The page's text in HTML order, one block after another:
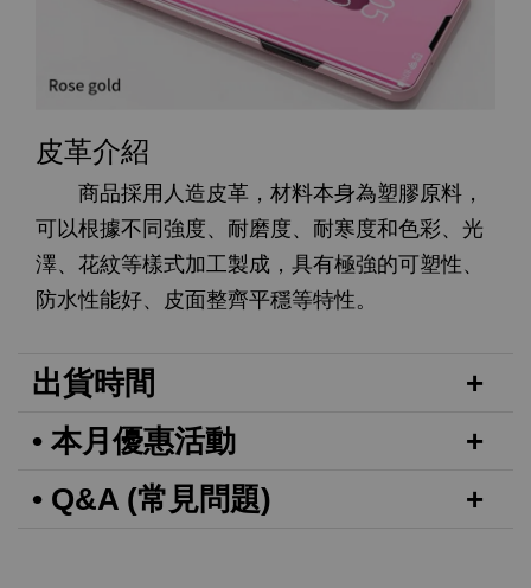
皮革介紹
商品採用人造皮革，材料本身為塑膠原料，
可以根據不同強度、耐磨度、耐寒度和色彩、光
澤、花紋等樣式加工製成，具有極強的可塑性、
防水性能好、皮面整齊平穩等特性。
出貨時間
• 本月優惠活動
• Q&A (常見問題)